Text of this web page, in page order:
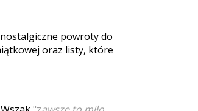
powroty do
oraz listy, które